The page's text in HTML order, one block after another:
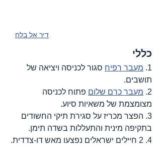
דיר אל בלח
כללי
1. מעבר רפיח סגור לכניסה ויציאה של
תושבים.
2. מעבר כרם שלום פתוח לכניסה
מצומצמת של משאיות סיוע.
3. הפצר מכריז על סגירת תיקי החשודים
בתקיפה מינית והתעללות בשדה תימן.
4. 2 חיילים ישראלים נפצעו מאש דו-צדדית.